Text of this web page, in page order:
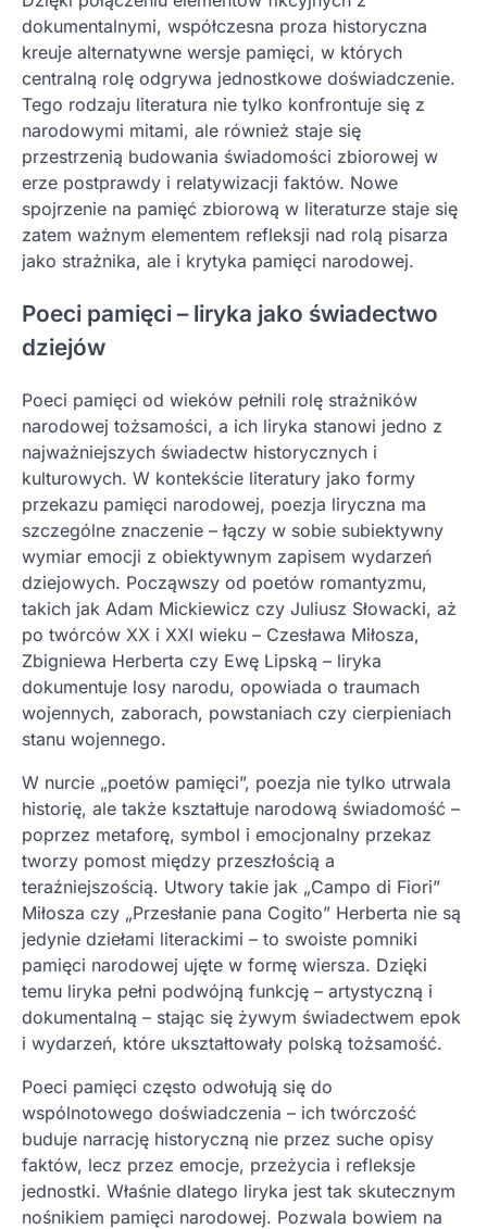
dokumentalnymi, współczesna proza historyczna
kreuje alternatywne wersje pamięci, w których
centralną rolę odgrywa jednostkowe doświadczenie.
Tego rodzaju literatura nie tylko konfrontuje się z
narodowymi mitami, ale również staje się
przestrzenią budowania świadomości zbiorowej w
erze postprawdy i relatywizacji faktów. Nowe
spojrzenie na pamięć zbiorową w literaturze staje się
zatem ważnym elementem refleksji nad rolą pisarza
jako strażnika, ale i krytyka pamięci narodowej.
Poeci pamięci – liryka jako świadectwo
dziejów
Poeci pamięci od wieków pełnili rolę strażników
narodowej tożsamości, a ich liryka stanowi jedno z
najważniejszych świadectw historycznych i
kulturowych. W kontekście literatury jako formy
przekazu pamięci narodowej, poezja liryczna ma
szczególne znaczenie – łączy w sobie subiektywny
wymiar emocji z obiektywnym zapisem wydarzeń
dziejowych. Począwszy od poetów romantyzmu,
takich jak Adam Mickiewicz czy Juliusz Słowacki, aż
po twórców XX i XXI wieku – Czesława Miłosza,
Zbigniewa Herberta czy Ewę Lipską – liryka
dokumentuje losy narodu, opowiada o traumach
wojennych, zaborach, powstaniach czy cierpieniach
stanu wojennego.
W nurcie „poetów pamięci”, poezja nie tylko utrwala
historię, ale także kształtuje narodową świadomość –
poprzez metaforę, symbol i emocjonalny przekaz
tworzy pomost między przeszłością a
teraźniejszością. Utwory takie jak „Campo di Fiori”
Miłosza czy „Przesłanie pana Cogito” Herberta nie są
jedynie dziełami literackimi – to swoiste pomniki
pamięci narodowej ujęte w formę wiersza. Dzięki
temu liryka pełni podwójną funkcję – artystyczną i
dokumentalną – stając się żywym świadectwem epok
i wydarzeń, które ukształtowały polską tożsamość.
Poeci pamięci często odwołują się do
wspólnotowego doświadczenia – ich twórczość
buduje narrację historyczną nie przez suche opisy
faktów, lecz przez emocje, przeżycia i refleksje
jednostki. Właśnie dlatego liryka jest tak skutecznym
nośnikiem pamięci narodowej. Pozwala bowiem na